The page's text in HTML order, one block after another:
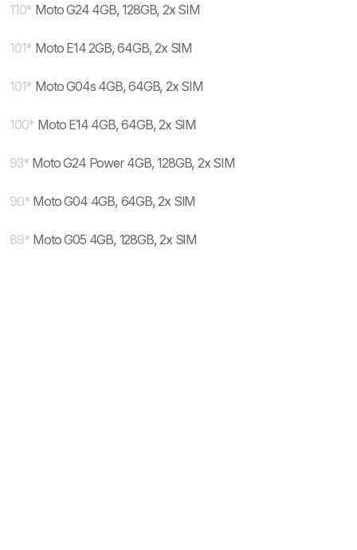
110* Moto G24 4GB, 128GB, 2x SIM
101* Moto E14 2GB, 64GB, 2x SIM
101* Moto G04s 4GB, 64GB, 2x SIM
100* Moto E14 4GB, 64GB, 2x SIM
93* Moto G24 Power 4GB, 128GB, 2x SIM
90* Moto G04 4GB, 64GB, 2x SIM
89* Moto G05 4GB, 128GB, 2x SIM